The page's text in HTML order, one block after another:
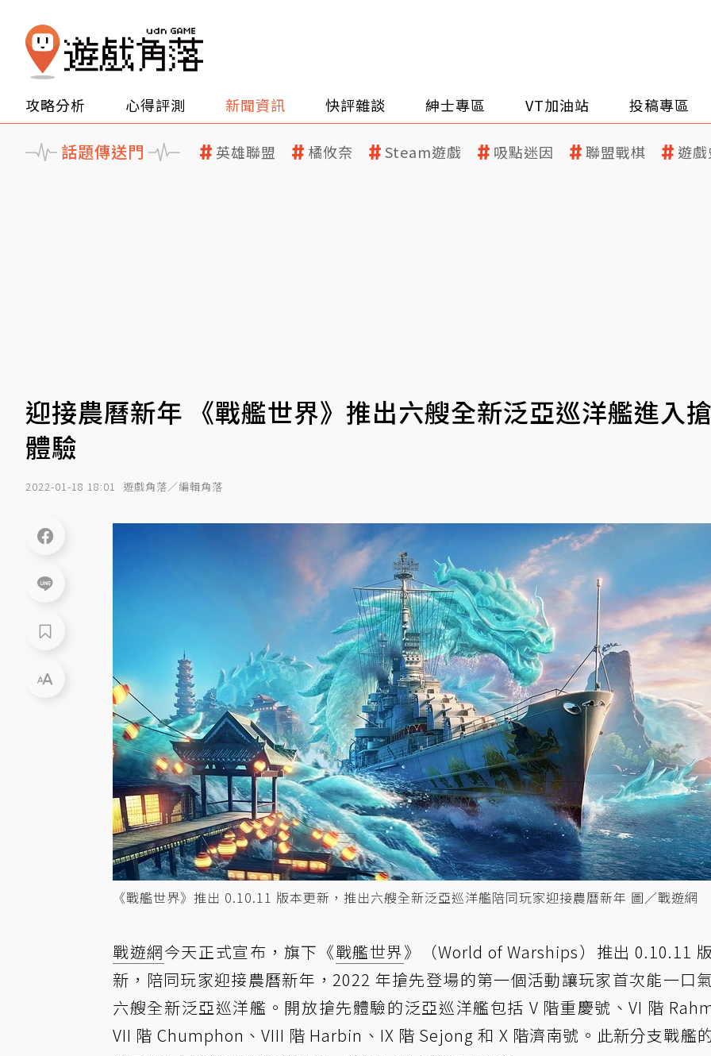
攻略分析 心得評測 新聞資訊 快評雜談 紳士專區 VT加油站 投稿專區
話題傳送門 英雄聯盟 橘攸奈 Steam遊戲 吸點迷因 聯盟戰棋 遊
迎接農曆新年 《戰艦世界》推出六艘全新泛亞巡洋艦進入
體驗
2022-01-18 18:01 遊戲角落／編輯角落
《戰艦世界》推出 0.10.11 版本更新，推出六艘全新泛亞巡洋艦陪同玩家迎接農曆新年 圖／戰遊網
戰遊網今天正式宣布，旗下《戰艦世界》（World of Warships）推出 0.10.11
新，陪同玩家迎接農曆新年，2022 年搶先登場的第一個活動讓玩家首次能一口
六艘全新泛亞巡洋艦。開放搶先體驗的泛亞巡洋艦包括 V 階重慶號、VI 階
VII 階 Chumphon、VIII 階 Harbin、IX 階 Sejong 和 X 階濟南號。此新分支戰艦